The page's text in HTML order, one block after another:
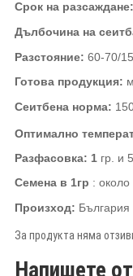
Срок на разсаждане:
Дълбочина на
Разстояние: 60-70/15
Готова продукция:
Сеитбена норма:
Оптимално
Разфасовка: 1 гр. и
Семена в 1гр : около
Произход: България
За продукта няма
Напишете